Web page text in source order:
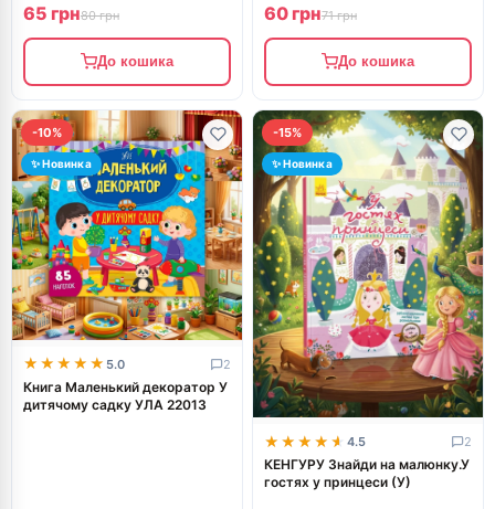
65 грн80 грн
До кошика
60 грн71 грн
До кошика
-10%
✨ Новинка
★★★★★
★★★★★ 5.0 2
Книга Маленький декоратор У
дитячому садку УЛА 22013
-15%
✨ Новинка
★★★★★
★★★★★ 4.5 2
КЕНГУРУ Знайди на малюнку.У
гостях у принцеси (У)